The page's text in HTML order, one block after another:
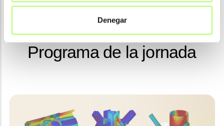
Denegar
Programa de la jornada